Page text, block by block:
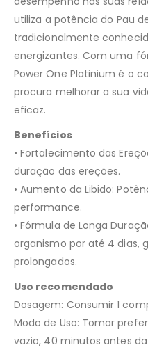
utiliza a potência do Pau
tradicionalmente
energizantes. Com uma
Power One Platinium é o
procura melhorar a sua
eficaz.
Benefícios
• Fortalecimento das
duração das ereções.
• Aumento da Libido:
performance.
• Fórmula de Longa
organismo por até 4 dias,
prolongados.
Uso recomendado
Dosagem: Consumir 1
Modo de Uso: Tomar
vazio, 40 minutos antes